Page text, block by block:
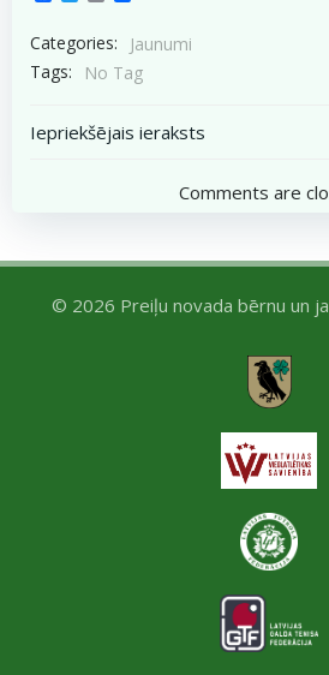
Categories:
Jaunumi
Tags:
No Tag
Post
navigation
Iepriekšējais ieraksts
Comments are
© 2026 Preiļu novada bērnu un